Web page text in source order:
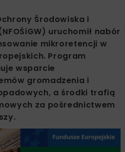
Środowiska i
uruchomił nabór
mikroretencji w
Program
wsparcie
gromadzenia i
a środki trafią
za pośrednictwem